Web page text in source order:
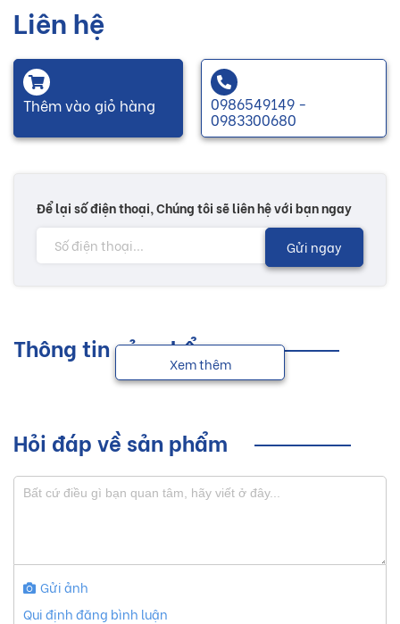
Liên hệ
Thêm vào giỏ hàng 0986549149 -
0983300680
Để lại số điện thoại, Chúng tôi sẽ liên hệ với bạn ngay
Gửi ngay
Thông tin sản phẩm
Xem thêm
Hỏi đáp về sản phẩm
Gửi ảnh
Qui định đăng bình luận